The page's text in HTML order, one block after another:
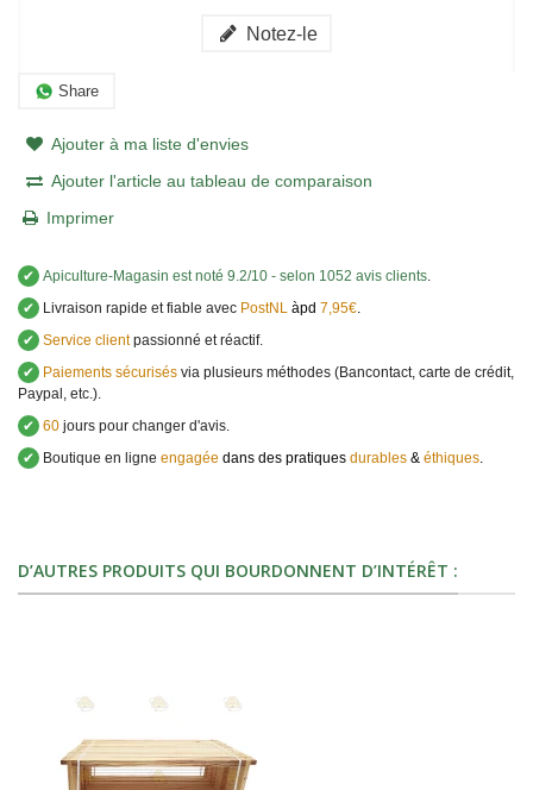
Notez-le
Share
Ajouter à ma liste d'envies
Ajouter l'article au tableau de comparaison
Imprimer
✔ Apiculture-Magasin est noté 9.2/10 - selon 1052 avis clients.
✔
Livraison rapide et fiable avec PostNL àpd 7,95€.
✔ Service clientpassionné et réactif.
✔
Paiements sécurisés via plusieurs méthodes (Bancontact, carte de crédit,
Paypal, etc.).
✔ 60 jours pour changer d'avis.
✔
Boutique en ligne engagée dans des pratiques durables & éthiques.
D’AUTRES PRODUITS QUI BOURDONNENT D’INTÉRÊT :